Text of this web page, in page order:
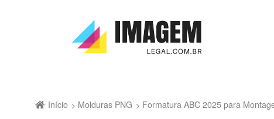
Início Molduras PNG Formatura ABC 2025 para